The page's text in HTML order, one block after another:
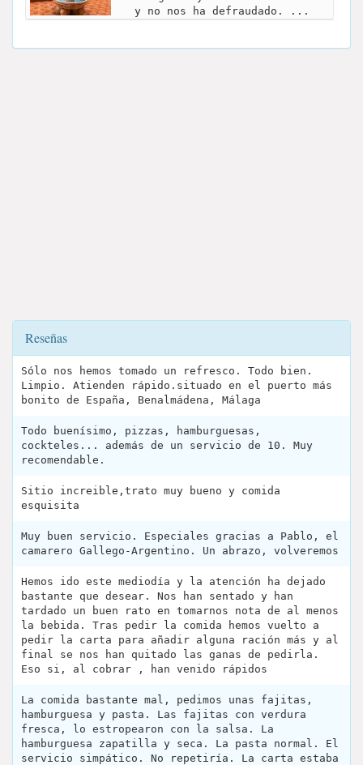
y no nos ha defraudado. ...
Reseñas
Sólo nos hemos tomado un refresco. Todo bien.
Limpio. Atienden rápido.situado en el puerto más
bonito de España, Benalmádena, Málaga
Todo buenísimo, pizzas, hamburguesas,
cockteles... además de un servicio de 10. Muy
recomendable.
Sitio increible,trato muy bueno y comida
esquisita
Muy buen servicio. Especiales gracias a Pablo, el
camarero Gallego-Argentino. Un abrazo, volveremos
Hemos ido este mediodía y la atención ha dejado
bastante que desear. Nos han sentado y han
tardado un buen rato en tomarnos nota de al menos
la bebida. Tras pedir la comida hemos vuelto a
pedir la carta para añadir alguna ración más y al
final se nos han quitado las ganas de pedirla.
Eso si, al cobrar , han venido rápidos
La comida bastante mal, pedimos unas fajitas,
hamburguesa y pasta. Las fajitas con verdura
fresca, lo estropearon con la salsa. La
hamburguesa zapatilla y seca. La pasta normal. El
servicio simpático. No repetiría. La carta estaba